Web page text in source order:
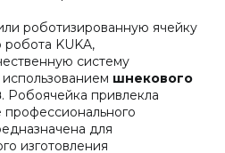
роботизированную ячейку
KUKA,
систему
шнекового
. Робоячейка привлекла
для
изготовления